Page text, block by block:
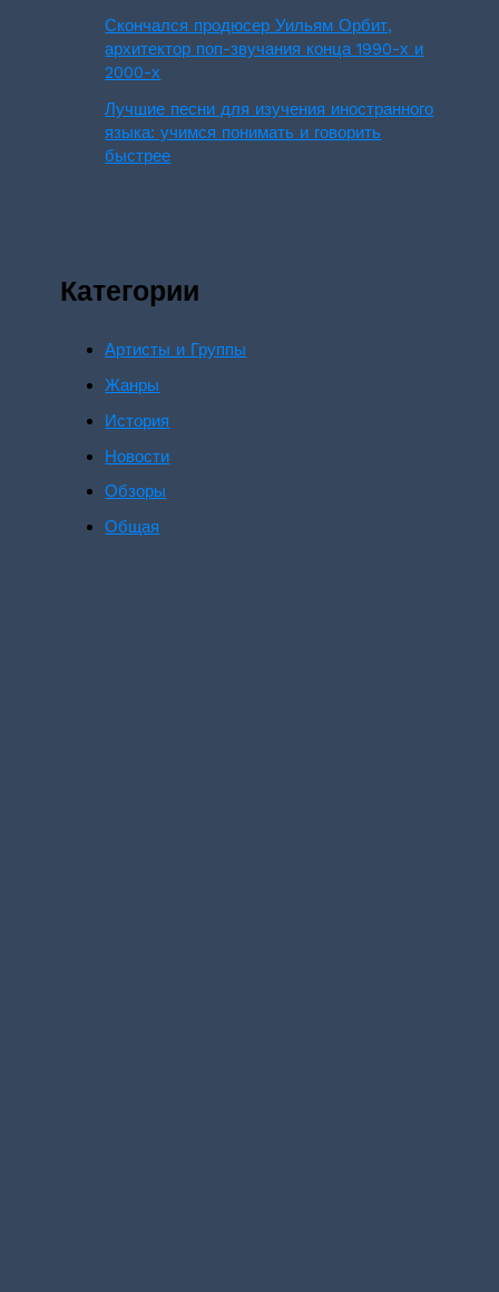
Скончался продюсер Уильям Орбит,
архитектор поп-звучания конца 1990-х и
2000-х
Лучшие песни для изучения иностранного
языка: учимся понимать и говорить
быстрее
Категории
Артисты и Группы
Жанры
История
Новости
Обзоры
Общая